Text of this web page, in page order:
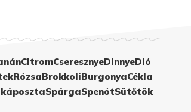
CitromCseresznyeDinnyeDió
RózsaBrokkoliBurgonyaCékla
SpárgaSpenótSütőtök